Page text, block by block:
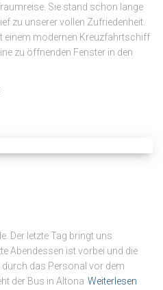
Sie stand schon lange
zu unserer vollen Zufriedenheit.
einem modernen Kreuzfahrtschiff
zu öffnenden Fenster in den
Der letzte Tag bringt uns
Abendessen ist vorbei und die
das Personal vor dem
der Bus in Altona Weiterlesen